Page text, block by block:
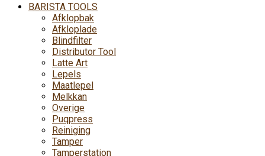
BARISTA TOOLS
Afklopbak
Afkloplade
Blindfilter
Distributor Tool
Latte Art
Lepels
Maatlepel
Melkkan
Overige
Puqpress
Reiniging
Tamper
Tamperstation